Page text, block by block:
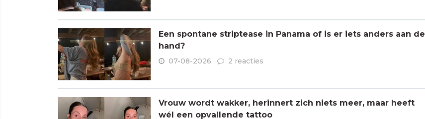
Een spontane striptease in Panama of is er iets anders aan de
hand?
07-08-2026 2 reacties
Vrouw wordt wakker, herinnert zich niets meer, maar heeft
wél een opvallende tattoo